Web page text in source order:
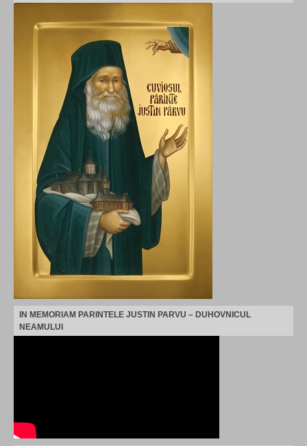
IN MEMORIAM PARINTELE JUSTIN PARVU – DUHOVNICUL
NEAMULUI